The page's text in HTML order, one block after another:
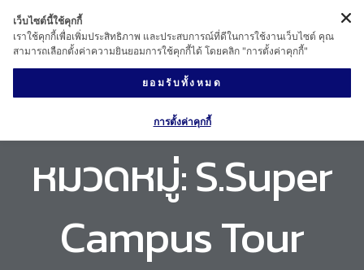
หมวดหมู่:S.Super
Campus Tour
เว็บไซต์นี้ใช้คุกกี้
เราใช้คุกกี้เพื่อเพิ่มประสิทธิภาพ และประสบการณ์ที่ดีในการใช้งานเว็บไซต์ คุณ
สามารถเลือกตั้งค่าความยินยอมการใช้คุกกี้ได้ โดยคลิก "การตั้งค่าคุกกี้"
ยอมรับทั้งหมด
การตั้งค่าคุกกี้